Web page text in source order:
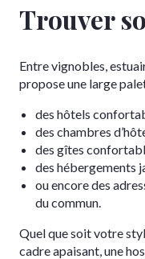
Trouver
Entre vignobles,
propose une large
des hôtels
des chambres
des gîtes
des hébergements
ou encore des
du commun.
Quel que soit votre
cadre apaisant, une